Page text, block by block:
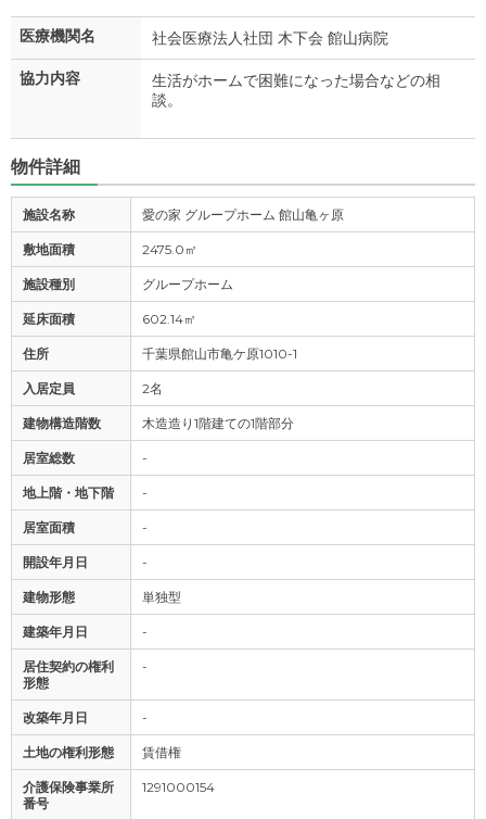
医療機関名 社会医療法人社団 木下会 館山病院
協力内容
生活がホームで困難になった場合などの相
談。
物件詳細
施設名称 愛の家 グループホーム 館山亀ヶ原
敷地面積 2475.0㎡
施設種別 グループホーム
延床面積 602.14㎡
住所 千葉県館山市亀ケ原1010-1
入居定員 2名
建物構造階数 木造造り1階建ての1階部分
居室総数 -
地上階・地下階 -
居室面積 -
開設年月日 -
建物形態 単独型
建築年月日 -
居住契約の権利
形態
-
改築年月日 -
土地の権利形態 賃借権
介護保険事業所
番号
1291000154